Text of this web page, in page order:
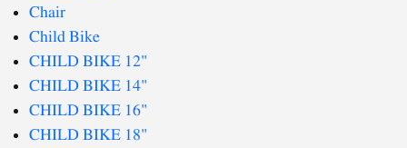
Chair
Child Bike
CHILD BIKE 12"
CHILD BIKE 14"
CHILD BIKE 16"
CHILD BIKE 18"